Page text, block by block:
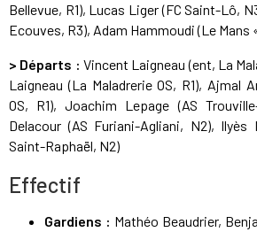
Bellevue, R1), Lucas Liger (FC Saint-Lô,
Ecouves, R3), Adam Hammoudi (Le Mans
> Départs : Vincent Laigneau (ent, La
Laigneau (La Maladrerie OS, R1), Ajmal
OS, R1), Joachim Lepage (AS
Delacour (AS Furiani-Agliani, N2), Ilyès
Saint-Raphaël, N2)
Effectif
Gardiens : Mathéo Beaudrier,